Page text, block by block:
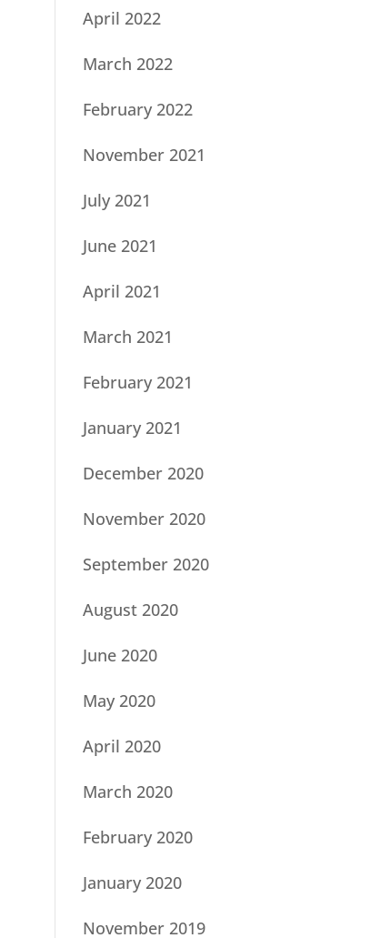
April 2022
March 2022
February 2022
November 2021
July 2021
June 2021
April 2021
March 2021
February 2021
January 2021
December 2020
November 2020
September 2020
August 2020
June 2020
May 2020
April 2020
March 2020
February 2020
January 2020
November 2019